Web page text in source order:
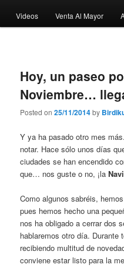
Videos Venta Al Mayor
Hoy, un paseo
Noviembre…
Posted on25/11/2014by
Y ya ha pasado otro mes
notar. Hace sólo unos días
ciudades se han encendido
que… nos guste o no, ¡la
Como algunos sabréis,
pues hemos hecho una
nos ha obligado a cerrar dos
hablaremos otro día. Durante
recibiendo multitud de
conviene estar listo para la